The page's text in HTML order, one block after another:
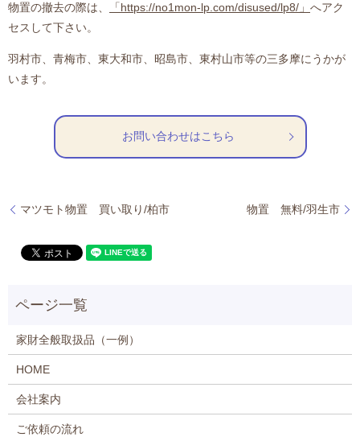
物置の撤去の際は、 「https://no1mon-lp.com/disused/lp8/」 へアク
セスして下さい。
羽村市、青梅市、東大和市、昭島市、東村山市等の三多摩にうかが
います。
お問い合わせはこちら
マツモト物置 買い取り/柏市 物置 無料/羽生市
家財全般取扱品（一例）
HOME
会社案内
ご依頼の流れ